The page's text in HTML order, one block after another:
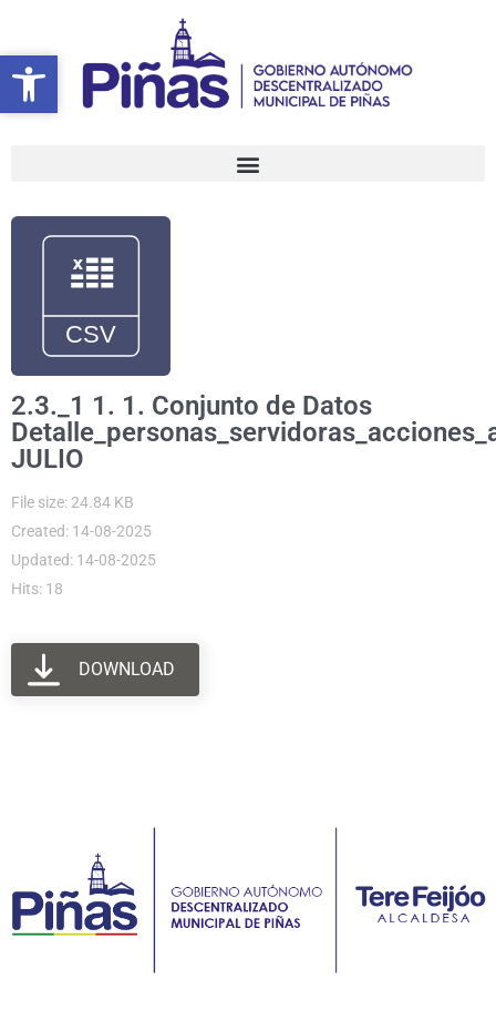
Abrir barra de herramientas
contenido
2.3._1 1. 1. Conjunto de Datos
JULIO
File size: 24.84 KB
Created: 14-08-2025
Updated: 14-08-2025
Hits: 18
DOWNLOAD
Abrir barra de herramientas